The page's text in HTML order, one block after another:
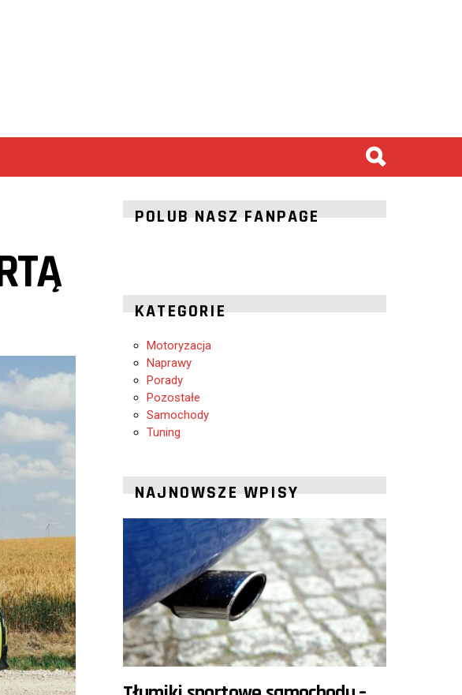
POLUB NASZ FANPAGE
KATEGORIE
Motoryzacja
Naprawy
Porady
Pozostałe
Samochody
Tuning
NAJNOWSZE WPISY